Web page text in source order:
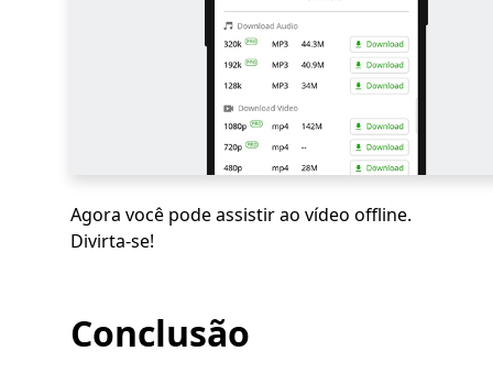
Agora você pode assistir ao vídeo offline.
Divirta-se!
Conclusão